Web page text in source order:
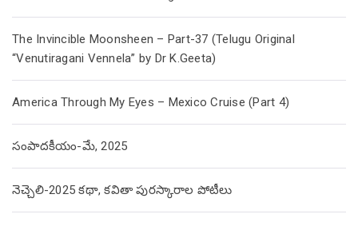
The Invincible Moonsheen – Part-37 (Telugu Original
“Venutiragani Vennela” by Dr K.Geeta)
America Through My Eyes – Mexico Cruise (Part 4)
సంపాదకీయం-మే, 2025
నెచ్చెలి-2025 కథా, కవితా పురస్కారాల పోటీలు